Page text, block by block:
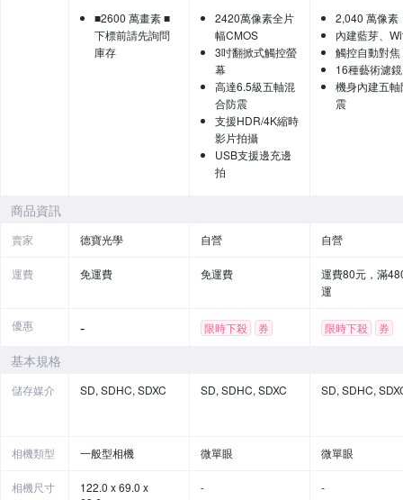
■2600 萬畫素 ■
下標前請先詢問
庫存
2420萬像素全片
幅CMOS
3吋翻掀式觸控螢
幕
高達6.5級五軸混
合防震
支援HDR/4K縮時
影片拍攝
USB支援邊充邊
拍
2,040 萬像素
內建藍芽、
觸控自動對焦
16種藝術濾鏡
機身內建五軸
震
商品資訊
賣家 德寶光學 自營 自營
運費 免運費 免運費
運費80元，滿
運
優惠 - 限時下殺 券 限時下殺 券
基本規格
儲存媒介 SD, SDHC, SDXC SD, SDHC, SDXC SD, SDHC,
相機類型 一般型相機 微單眼 微單眼
相機尺寸
122.0 x 69.0 x
- -